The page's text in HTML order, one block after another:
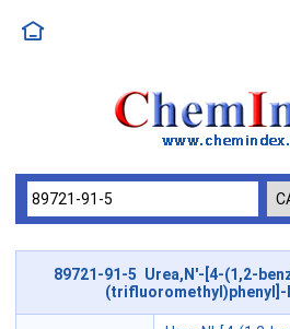
89721-91-5 Urea,N'-[4-(1,2-
(trifluoromethyl)phenyl]-